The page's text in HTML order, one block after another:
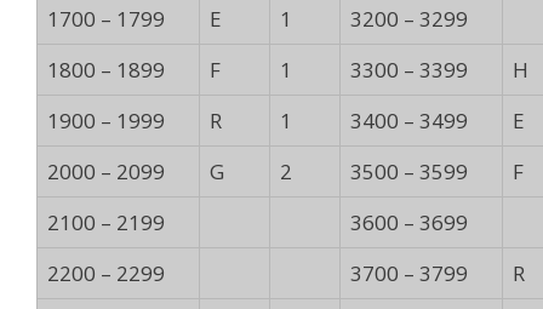
1700 – 1799
E 1
3200 – 3299
1800 – 1899
F 1 3300 – 3399
H
1900 – 1999
R 1 3400 – 3499
E
2000 – 2099
G 2 3500 – 3599
F
2100 – 2199
3600 – 3699
2200 – 2299
3700 – 3799
R